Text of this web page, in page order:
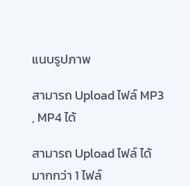
แนบรูปภาพ
สามารถ Upload ไฟล์ MP3
, MP4 ได้
สามารถ Upload ไฟล์ ได้
มากกว่า 1 ไฟล์